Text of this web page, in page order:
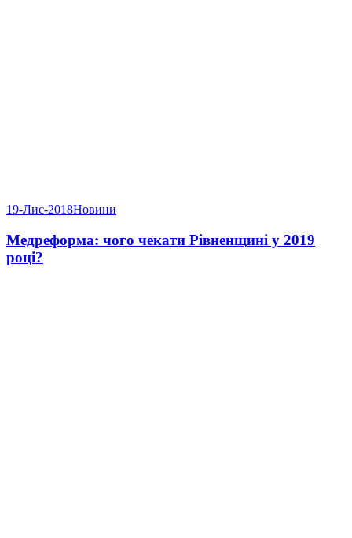
19-Лис-2018Новини
Медреформа: чого чекати Рівненщині у 2019
році?